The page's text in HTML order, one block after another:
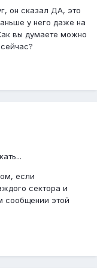
он сказал ДА, это
у него даже на
вы думаете можно
если
сектора и
сообщении этой